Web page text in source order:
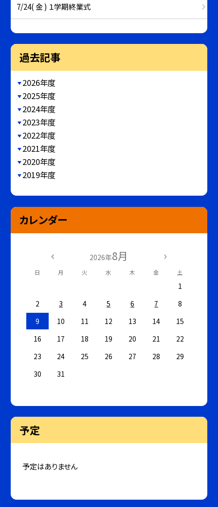
7/24( 金 ) １学期終業式
過去記事
2026年度
2025年度
2024年度
2023年度
2022年度
2021年度
2020年度
2019年度
カレンダー
2026年8月
日 月 火 水 木 金 土
1
2
3 4 5 6 7
8
9
10 11 12 13 14
15
16
17 18 19 20 21
22
23
24 25 26 27 28
29
30
31
予定
予定はありません